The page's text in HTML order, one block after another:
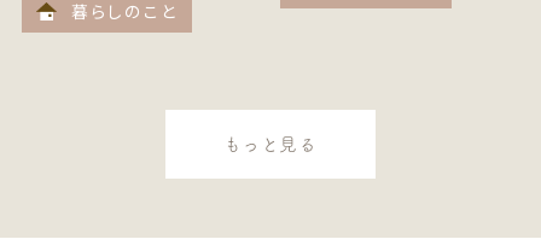
暮らしのこと
もっと見る